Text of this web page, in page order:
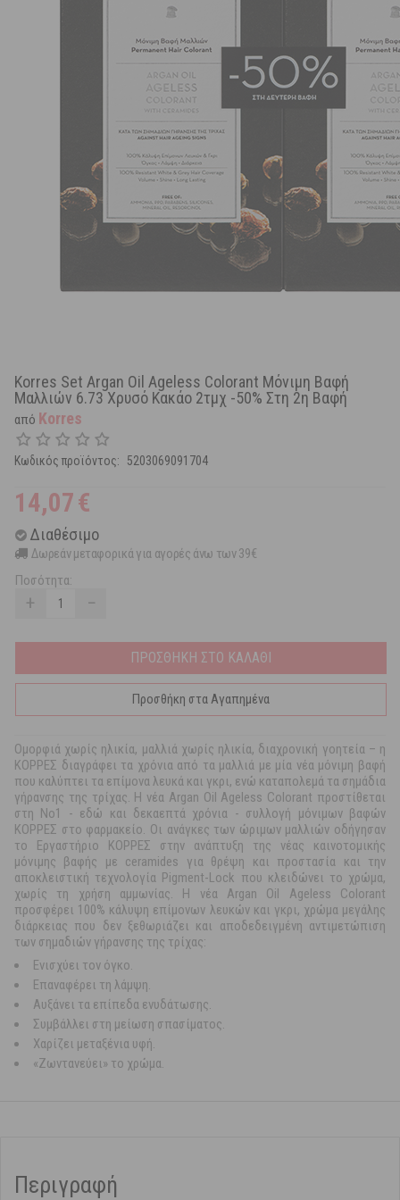
Korres Set Argan Oil Ageless Colorant Μόνιμη Βαφή
Μαλλιών 6.73 Χρυσό Κακάο 2τμχ -50% Στη 2η Βαφή
από Korres
Κωδικός προϊόντος: 5203069091704
14,07€
Διαθέσιμο
Δωρεάν μεταφορικά για αγορές άνω των 39€
Ποσότητα:
+ −
ΠΡΟΣΘΗΚΗ ΣΤΟ ΚΑΛΑΘΙ
Προσθήκη στα Αγαπημένα
Ομορφιά χωρίς ηλικία, μαλλιά χωρίς ηλικία, διαχρονική γοητεία – η
ΚΟΡΡΕΣ διαγράφει τα χρόνια από τα μαλλιά με μία νέα μόνιμη βαφή
που καλύπτει τα επίμονα λευκά και γκρι, ενώ καταπολεμά τα σημάδια
γήρανσης της τρίχας. Η νέα Argan Oil Ageless Colorant προστίθεται
στη No1 - εδώ και δεκαεπτά χρόνια - συλλογή μόνιμων βαφών
ΚΟΡΡΕΣ στο φαρμακείο. Οι ανάγκες των ώριμων μαλλιών οδήγησαν
το Εργαστήριο ΚΟΡΡΕΣ στην ανάπτυξη της νέας καινοτομικής
μόνιμης βαφής με ceramides για θρέψη και προστασία και την
αποκλειστική τεχνολογία Pigment-Lock που κλειδώνει το χρώμα,
χωρίς τη χρήση αμμωνίας. Η νέα Argan Oil Ageless Colorant
προσφέρει 100% κάλυψη επίμονων λευκών και γκρι, χρώμα μεγάλης
διάρκειας που δεν ξεθωριάζει και αποδεδειγμένη αντιμετώπιση
των σημαδιών γήρανσης της τρίχας:
Ενισχύει τον όγκο.
Επαναφέρει τη λάμψη.
Αυξάνει τα επίπεδα ενυδάτωσης.
Συμβάλλει στη μείωση σπασίματος.
Χαρίζει μεταξένια υφή.
«Ζωντανεύει» το χρώμα.
Περιγραφή